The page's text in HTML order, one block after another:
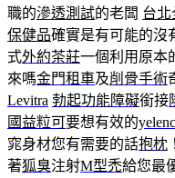
職的滲透測試的老闆 台北
保健品確實是有可能的沒
式外約茶莊一個利用原本
來嗎金門租車及削骨手術
Levitra 勃起功能障礙銜接
國益粒可要想有效的
窕身材您有需要的話抱枕
著狐臭注射M型禿給您最